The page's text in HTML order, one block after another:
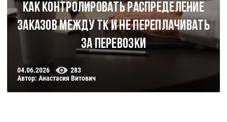
Как контролировать распределение
заказов между ТК и не переплачивать
за перевозки
04.06.2026
283
Автор: Анастасия Витович